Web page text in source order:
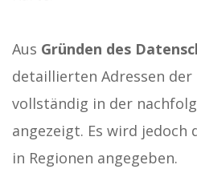
Aus Gründen des
detaillierten Adressen
vollständig in der
angezeigt. Es wird
in Regionen angegeben.